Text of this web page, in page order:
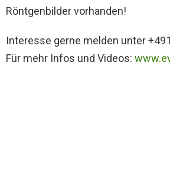
Röntgenbilder vorhanden!
Interesse gerne melden unter
Für mehr Infos und Videos: